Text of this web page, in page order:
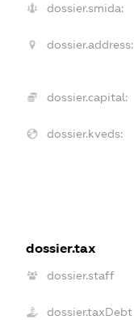
dossier.smida:
dossier.address:
dossier.capital:
dossier.kveds:
dossier.tax
dossier.staff
dossier.taxDebt